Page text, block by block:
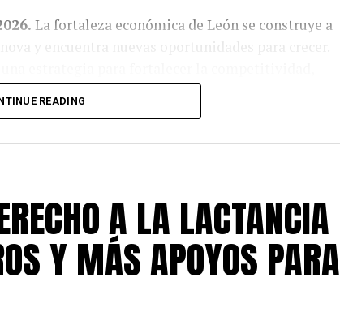
La fortaleza económica de León se construye a
y encuentra nuevas oportunidades para crecer.
a la proveeduría mexicana para los
transformación.
de DIVEX 2026, el encuentro organizado por
de México (APIMEX) que durante una
empresarial y la apertura de nuevos
Ale Gutiérrez, la secretaria para la
destacó que la diversificación
la experiencia y el conocimiento que
READING
A LA LACTANCIA
Y MÁS APOYOS PARA